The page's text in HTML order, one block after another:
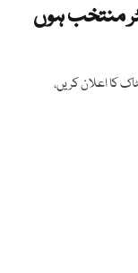
منتخب ہوں
کا اعلان کریں،